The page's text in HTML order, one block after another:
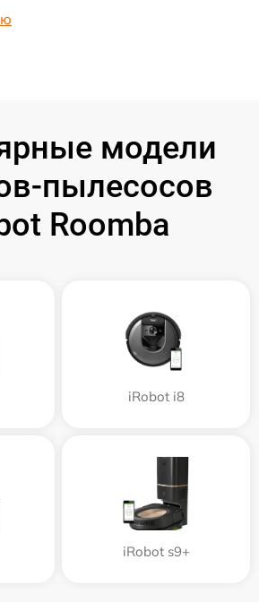
модели
пылесосов
Roomba
iRobot i8
iRobot s9+